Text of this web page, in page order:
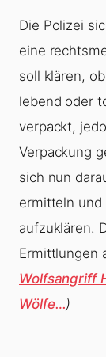
Die Polizei
eine
soll klären,
lebend oder
verpackt,
Verpackung
sich nun
ermitteln und
aufzuklären.
Ermittlungen
Wolfsangriff
Wölfe…)